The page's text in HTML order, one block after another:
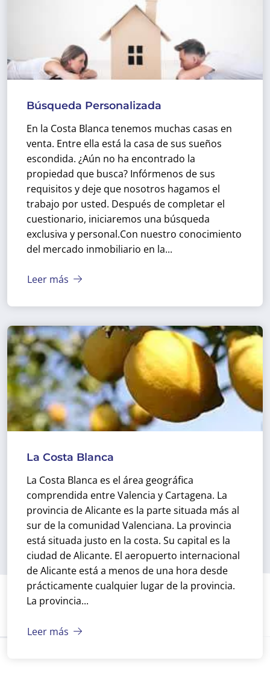
Búsqueda Personalizada
En la Costa Blanca tenemos muchas casas en
venta. Entre ella está la casa de sus sueños
escondida. ¿Aún no ha encontrado la
propiedad que busca? Infórmenos de sus
requisitos y deje que nosotros hagamos el
trabajo por usted. Después de completar el
cuestionario, iniciaremos una búsqueda
exclusiva y personal.Con nuestro conocimiento
del mercado inmobiliario en la...
Leer más
La Costa Blanca
La Costa Blanca es el área geográfica
comprendida entre Valencia y Cartagena. La
provincia de Alicante es la parte situada más al
sur de la comunidad Valenciana. La provincia
está situada justo en la costa. Su capital es la
ciudad de Alicante. El aeropuerto internacional
de Alicante está a menos de una hora desde
prácticamente cualquier lugar de la provincia.
La provincia...
Leer más